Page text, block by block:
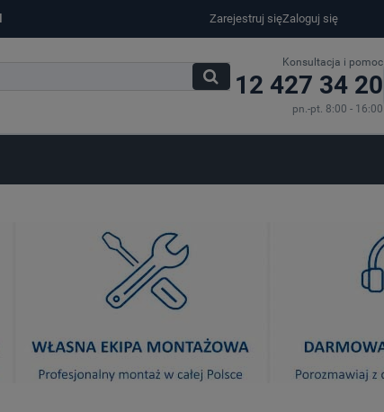
Zarejestruj sięZaloguj się
Konsultacja i pomoc
12 427 34 20
pn.-pt. 8:00 - 16:00